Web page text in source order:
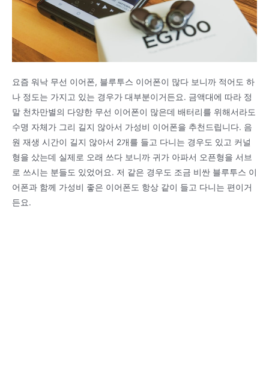
요즘 워낙 무선 이어폰, 블루투스 이어폰이 많다 보니까 적어도 하
나 정도는 가지고 있는 경우가 대부분이거든요. 금액대에 따라 정
말 천차만별의 다양한 무선 이어폰이 많은데 배터리를 위해서라도
수명 자체가 그리 길지 않아서 가성비 이어폰을 추천드립니다. 음
원 재생 시간이 길지 않아서 2개를 들고 다니는 경우도 있고 커널
형을 샀는데 실제로 오래 쓰다 보니까 귀가 아파서 오픈형을 서브
로 쓰시는 분들도 있었어요. 저 같은 경우도 조금 비싼 블루투스 이
어폰과 함께 가성비 좋은 이어폰도 항상 같이 들고 다니는 편이거
든요.